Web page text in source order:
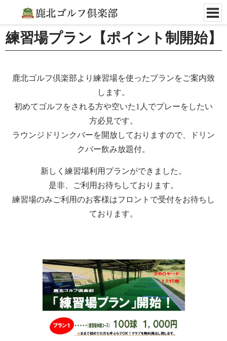
練習場プラン【ポイント制開始】
鹿北ゴルフ倶楽部より練習場を使ったプランをご案内致
します。
初めてゴルフをされる方や空いた1人でプレーをしたい
方必見です。
ラウンジドリンクバーを開放しておりますので、ドリン
クバー飲み放題付。
新しく練習場利用プランができました。
是非、ご利用お待ちしております。
練習場のみご利用のお客様はフロントで受付をお待ちし
ております。